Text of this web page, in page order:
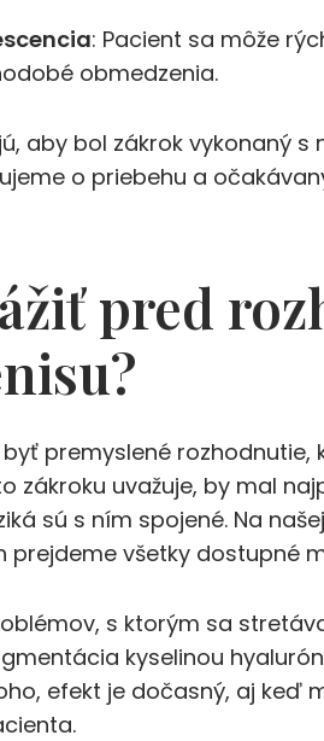
: Pacient sa môže
obmedzenia.
aby bol zákrok vykonaný
o priebehu a
pred
premyslené rozhodnutie,
zákroku uvažuje, by mal
sú s ním spojené. Na
prejdeme všetky dostupné
s ktorým sa
kyselinou
efekt je dočasný, aj keď